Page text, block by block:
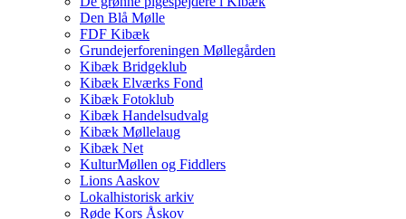
Den Blå Mølle
FDF Kibæk
Grundejerforeningen Møllegården
Kibæk Bridgeklub
Kibæk Elværks Fond
Kibæk Fotoklub
Kibæk Handelsudvalg
Kibæk Møllelaug
Kibæk Net
KulturMøllen og Fiddlers
Lions Aaskov
Lokalhistorisk arkiv
Røde Kors Åskov